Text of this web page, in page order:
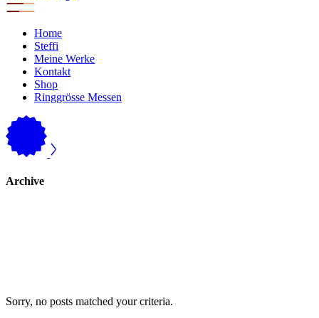
Home
Steffi
Meine Werke
Kontakt
Shop
Ringgrösse Messen
Archive
Sorry, no posts matched your criteria.